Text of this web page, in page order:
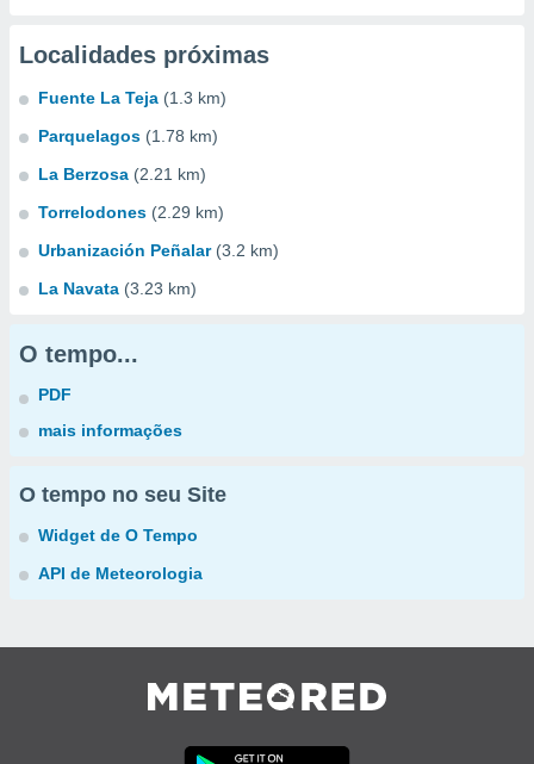
Localidades próximas
Fuente La Teja (1.3 km)
Parquelagos (1.78 km)
La Berzosa (2.21 km)
Torrelodones (2.29 km)
Urbanización Peñalar (3.2 km)
La Navata (3.23 km)
O tempo...
PDF
mais informações
O tempo no seu Site
Widget de O Tempo
API de Meteorologia